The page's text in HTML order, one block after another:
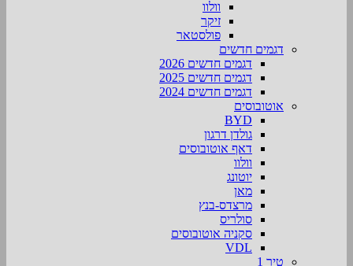
וולוו
זיקר
פולסטאר
דגמים חדשים
דגמים חדשים 2026
דגמים חדשים 2025
דגמים חדשים 2024
אוטובוסים
BYD
גולדן דרגון
דאף אוטובוסים
וולוו
יוטונג
מאן
מרצדס-בנץ
סולריס
סקניה אוטובוסים
VDL
טיר 1